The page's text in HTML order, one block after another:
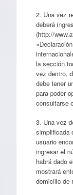
2. Una vez
deberá
(http://
la sección
vez dentro,
debe tener
para poder
consultarse
3. Una vez
simplificada
usuario
ingresar el
habrá dado
mostrará
domicilio de